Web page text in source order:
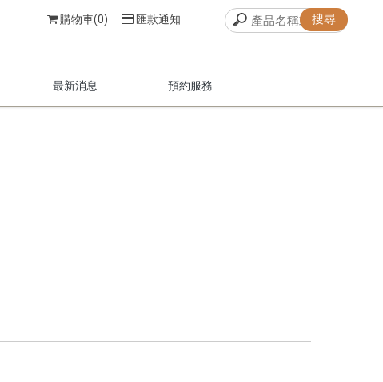
最新消息 預約服務
購物車(0) 匯款通知